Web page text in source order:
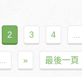
2 3 4 ...
... » 最後一頁